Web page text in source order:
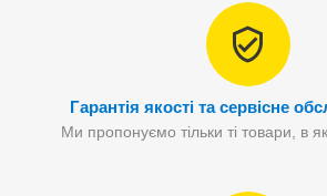
Гарантія якості та сервісне
Ми пропонуємо тільки ті товари, в